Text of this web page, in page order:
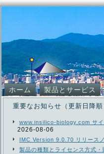
ホーム 製品とサービス
重要なお知らせ（更新日降順
www.insilico-biology.com サイ
2026-08-06
IMC Version 9.0.70 リリース
製品の種類とライセンス方式・